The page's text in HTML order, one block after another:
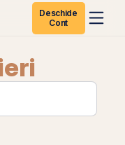
Deschide
Cont